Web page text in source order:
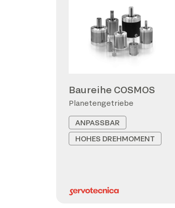
Baureihe COSMOS
Planetengetriebe
ANPASSBAR
HOHES DREHMOMENT